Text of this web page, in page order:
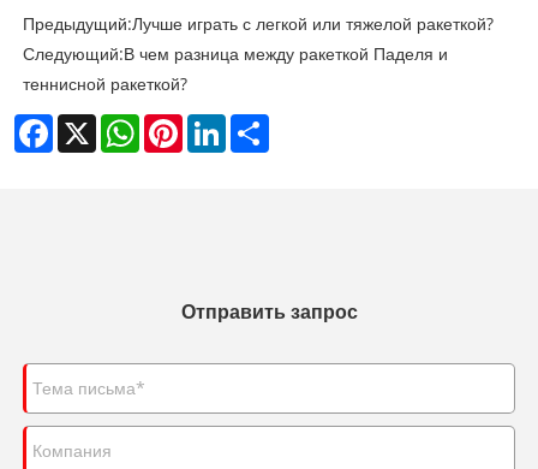
Предыдущий:Лучше играть с легкой или тяжелой ракеткой?
Следующий:В чем разница между ракеткой Паделя и
теннисной ракеткой?
Facebook
X WhatsAppPinterestLinkedIn
Отправить запрос